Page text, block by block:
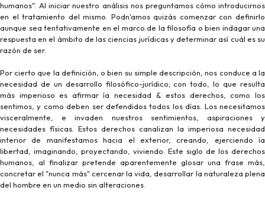
humanos". Al iniciar nuestro análisis nos preguntamos cómo introducirnos
en el tratamiento del mismo. Podn'amos quizás comenzar con definirlo
aunque sea tentativamente en el marco de la filosofía o bien indagar una
respuesta en el ámbito de las ciencias jurídicas y determinar así cuál es su
razón de ser.
Por cierto que la definición, o bien su simple descripción, nos conduce a la
necesidad de un desarrollo filosófico-jurídico; con todo, lo que resulta
más imperioso es afirmar ía necesidad & estos derechos, como los
sentimos, y como deben ser defendidos todos los días. Los necesitamos
visceralmente, e invaden nuestros sentimientos, aspiraciones y
necesidades físicas. Estos derechos canalizan la imperiosa necesidad
interior de manifestamos hacia el exterior, creando, ejerciendo ía
libertad, imaginando, proyectando, viviendo. Este siglo de los derechos
humanos, al finalizar pretende aparentemente glosar una frase más,
concretar el "nunca más" cercenar la vida, desarrollar la naturaleza plena
del hombre en un medio sin alteraciones.